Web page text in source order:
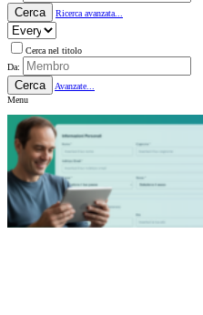
Cerca Ricerca avanzata...
Cerca nel titolo
Da:
Cerca
Avanzate...
Menu